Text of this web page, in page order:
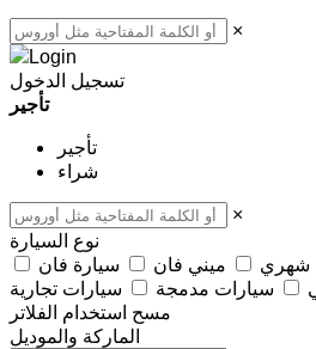
×
تسجيل الدخول
تأجير
تأجير
شراء
×
نوع السيارة
شهري ميني فان
سيارة فان
سيارات مدمجة
سيارات تجارية
مسح استخدام الفلاتر
الماركة والموديل